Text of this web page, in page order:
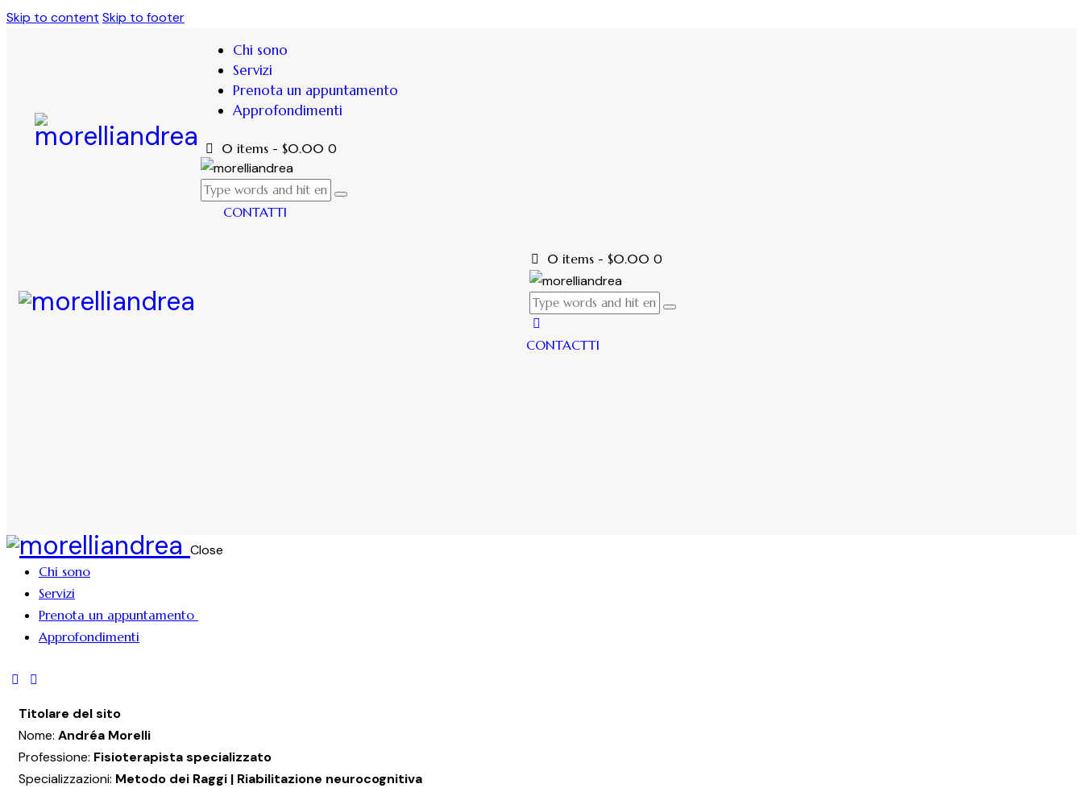
Skip to content Skip to footer
Chi sono
Servizi
Prenota un appuntamento
Approfondimenti
0 items - $0.00 0
CONTATTI
0 items - $0.00 0
CONTACTTI
Close
Chi sono
Servizi
Prenota un appuntamento
Approfondimenti
Titolare del sito
Nome: Andréa Morelli
Professione: Fisioterapista specializzato
Specializzazioni: Metodo dei Raggi | Riabilitazione neurocognitiva